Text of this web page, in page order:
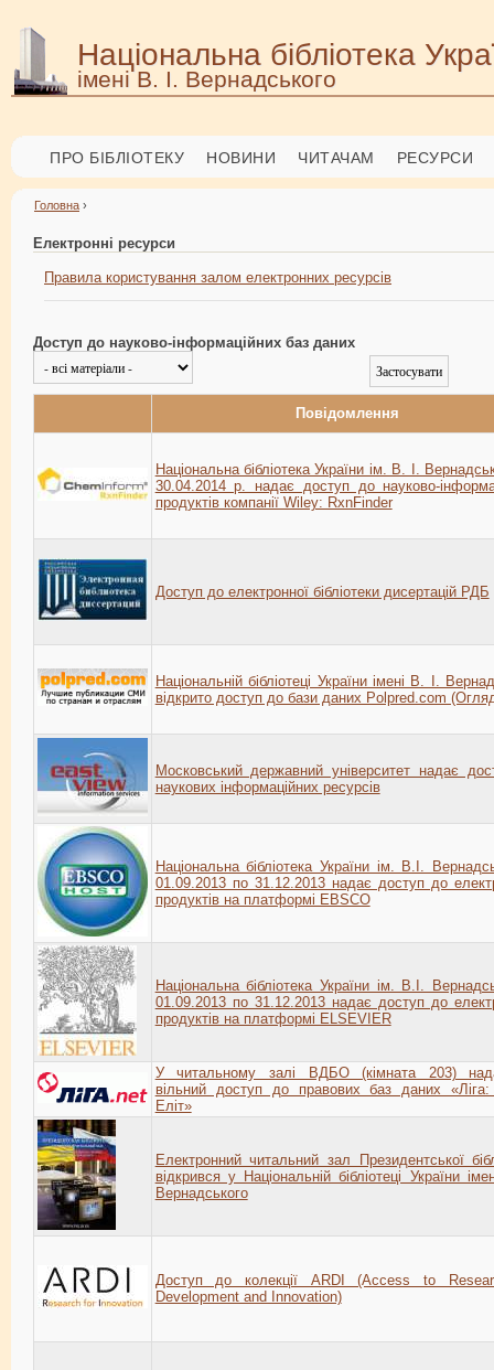
Національна бібліотека
імені В. І. Вернадського
ПРО БІБЛІОТЕКУ НОВИНИ ЧИТАЧАМ РЕСУРСИ
Головна ›
Електронні ресурси
Правила користування залом електронних ресурсів
Доступ до науково-інформаційних баз даних
Повідомлення
Національна бібліотека України ім. В. І.
30.04.2014 р. надає доступ до науково-
продуктів компанії Wiley: RxnFinder
Доступ до електронної бібліотеки дисертацій РДБ
Національній бібліотеці України імені В. І.
відкрито доступ до бази даних Polpred.com
Московський державний університет надає
наукових інформаційних ресурсів
Національна бібліотека України ім. В.І.
01.09.2013 по 31.12.2013 надає доступ до
продуктів на платформі EBSCO
Національна бібліотека України ім. В.І.
01.09.2013 по 31.12.2013 надає доступ до
продуктів на платформі ELSEVIER
У читальному залі ВДБО (кімната 203)
вільний доступ до правових баз даних
Еліт»
Електронний читальний зал Президентської
відкрився у Національній бібліотеці України
Вернадського
Доступ до колекції ARDI (Access to
Development and Innovation)